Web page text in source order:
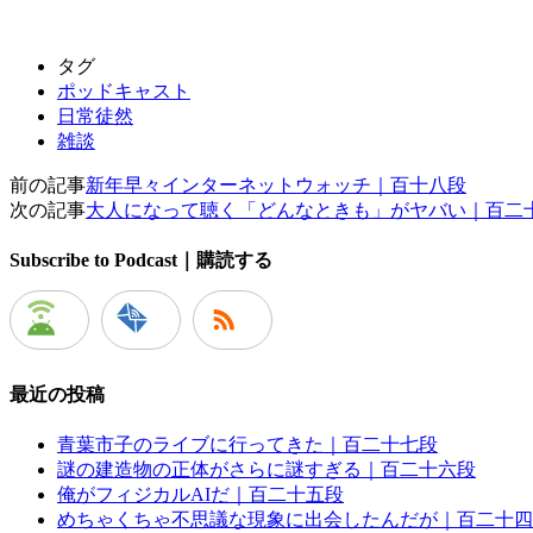
タグ
ポッドキャスト
日常徒然
雑談
前の記事新年早々インターネットウォッチ｜百十八段
次の記事大人になって聴く「どんなときも」がヤバい｜百二
Subscribe to Podcast｜購読する
最近の投稿
青葉市子のライブに行ってきた｜百二十七段
謎の建造物の正体がさらに謎すぎる｜百二十六段
俺がフィジカルAIだ｜百二十五段
めちゃくちゃ不思議な現象に出会したんだが｜百二十